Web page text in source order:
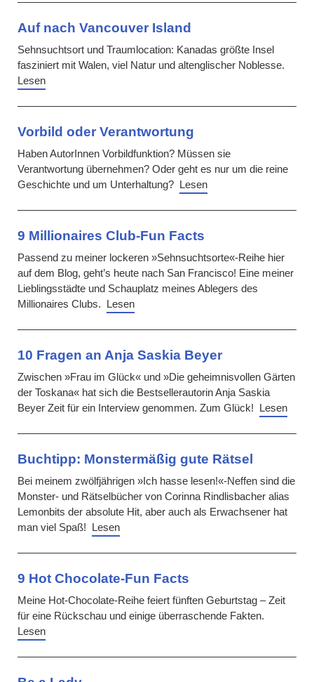
Auf nach Vancouver Island
Sehnsuchtsort und Traumlocation: Kanadas größte Insel
fasziniert mit Walen, viel Natur und altenglischer Noblesse.
Lesen
Vorbild oder Verantwortung
Haben AutorInnen Vorbildfunktion? Müssen sie
Verantwortung übernehmen? Oder geht es nur um die reine
Geschichte und um Unterhaltung? Lesen
9 Millionaires Club-Fun Facts
Passend zu meiner lockeren »Sehnsuchtsorte«-Reihe hier
auf dem Blog, geht’s heute nach San Francisco! Eine meiner
Lieblingsstädte und Schauplatz meines Ablegers des
Millionaires Clubs. Lesen
10 Fragen an Anja Saskia Beyer
Zwischen »Frau im Glück« und »Die geheimnisvollen Gärten
der Toskana« hat sich die Bestsellerautorin Anja Saskia
Beyer Zeit für ein Interview genommen. Zum Glück! Lesen
Buchtipp: Monstermäßig gute Rätsel
Bei meinem zwölfjährigen »Ich hasse lesen!«-Neffen sind die
Monster- und Rätselbücher von Corinna Rindlisbacher alias
Lemonbits der absolute Hit, aber auch als Erwachsener hat
man viel Spaß! Lesen
9 Hot Chocolate-Fun Facts
Meine Hot-Chocolate-Reihe feiert fünften Geburtstag – Zeit
für eine Rückschau und einige überraschende Fakten.
Lesen